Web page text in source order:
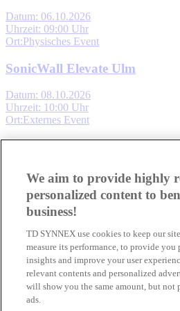
Datum: 06.10.2026
Uhrzeit: 09:00 Uhr
Ort:Physisches Event
SonicWall Elevate Ulm
Datum: 08.10.2026
Uhrzeit: 10:00 Uhr
Ort:Externes Event
Datum: 08.10.2026
Uhrzeit: 09:00 Uhr
Ort:Physisches Event
Datum: 13.10.2026
Uhrzeit: 09:00 Uhr
Ort:Physisches Event
TD SYNNEX Dell Roadshow
We aim to provide highly
personalized content to
business!
TD SYNNEX use cookies to keep our
measure its performance, to provide you
insights and improve your user
relevant contents and personalized
will show you the same amount, but not
ads.